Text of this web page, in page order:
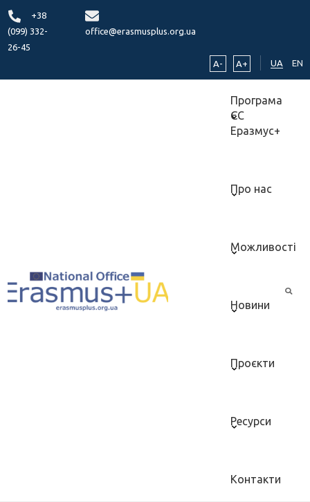
+38
(099) 332-
26-45
office@erasmusplus.org.ua
A- A+ UA EN
Програма
ЄС
Еразмус+
Про нас
Можливості
Новини
Проєкти
Ресурси
Контакти